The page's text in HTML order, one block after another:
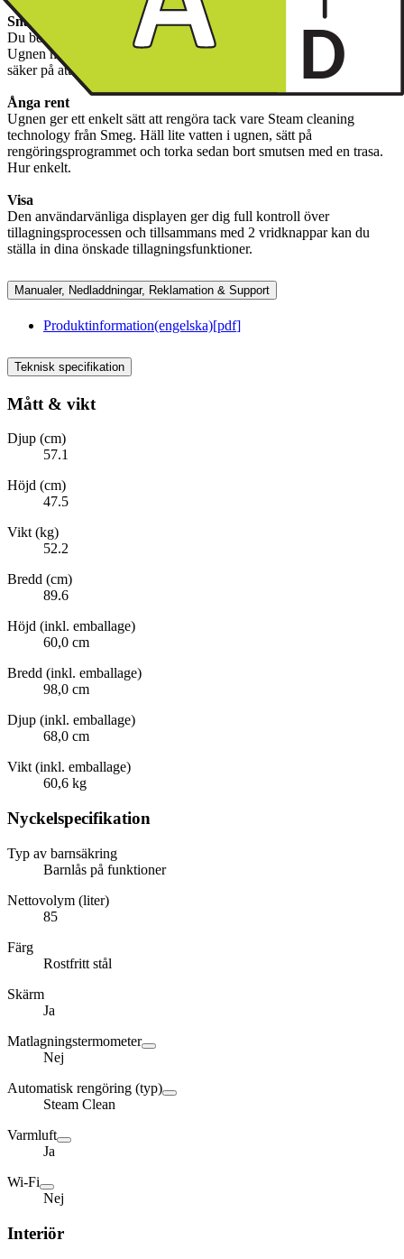
Snabb förvärmning
Du behöver inte längre vänta på att din ugn ska nå rätt temperatur.
Ugnen minskar förvärmningstiden med 50 % så att du kan vara
säker på att den är klar att användas på några minuter.
Ånga rent
Ugnen ger ett enkelt sätt att rengöra tack vare Steam cleaning
technology från Smeg. Häll lite vatten i ugnen, sätt på
rengöringsprogrammet och torka sedan bort smutsen med en trasa.
Hur enkelt.
Visa
Den användarvänliga displayen ger dig full kontroll över
tillagningsprocessen och tillsammans med 2 vridknappar kan du
ställa in dina önskade tillagningsfunktioner.
Manualer, Nedladdningar, Reklamation & Support
Produktinformation(engelska)[pdf]
Teknisk specifikation
Mått & vikt
Djup (cm)
57.1
Höjd (cm)
47.5
Vikt (kg)
52.2
Bredd (cm)
89.6
Höjd (inkl. emballage)
60,0 cm
Bredd (inkl. emballage)
98,0 cm
Djup (inkl. emballage)
68,0 cm
Vikt (inkl. emballage)
60,6 kg
Nyckelspecifikation
Typ av barnsäkring
Barnlås på funktioner
Nettovolym (liter)
85
Färg
Rostfritt stål
Skärm
Ja
Matlagningstermometer
Nej
Automatisk rengöring (typ)
Steam Clean
Varmluft
Ja
Wi-Fi
Nej
Interiör